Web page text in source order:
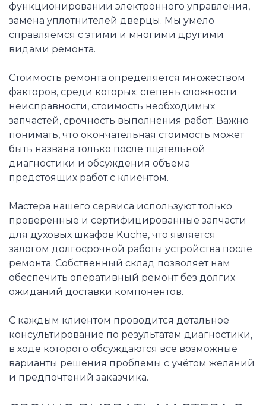
функционировании электронного управления,
замена уплотнителей дверцы. Мы умело
справляемся с этими и многими другими
видами ремонта.
Стоимость ремонта определяется множеством
факторов, среди которых: степень сложности
неисправности, стоимость необходимых
запчастей, срочность выполнения работ. Важно
понимать, что окончательная стоимость может
быть названа только после тщательной
диагностики и обсуждения объема
предстоящих работ с клиентом.
Мастера нашего сервиса используют только
проверенные и сертифицированные запчасти
для духовых шкафов Kuche, что является
залогом долгосрочной работы устройства после
ремонта. Собственный склад позволяет нам
обеспечить оперативный ремонт без долгих
ожиданий доставки компонентов.
С каждым клиентом проводится детальное
консультирование по результатам диагностики,
в ходе которого обсуждаются все возможные
варианты решения проблемы с учётом желаний
и предпочтений заказчика.